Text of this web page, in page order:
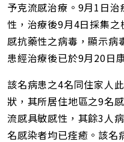
予克流感治療。9月1日
性，治療後9月4日採集
感抗藥性之病毒，顯示病
患經治療後已於9月20日
該名病患之4名同住家人
狀，其所居住地區之9名
流感具敏感性，其餘3人
名感染者均已痊癒。該名